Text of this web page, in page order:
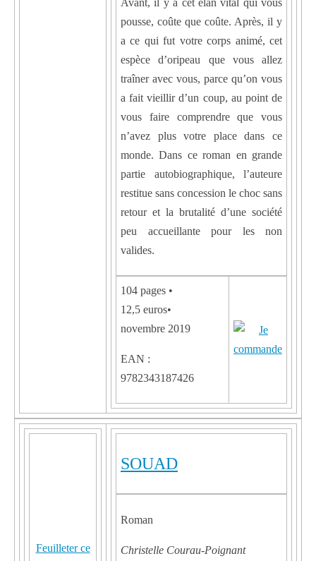
Avant, il y a cet élan vital qui vous
pousse, coûte que coûte. Après, il y
a ce qui fut votre corps animé, cet
espèce d’oripeau que vous allez
traîner avec vous, parce qu’on vous
a fait vieillir d’un coup, au point de
vous faire comprendre que vous
n’avez plus votre place dans ce
monde. Dans ce roman en grande
partie autobiographique, l’auteure
restitue sans concession le choc sans
retour et la brutalité d’une société
peu accueillante pour les non
valides.
104 pages •
12,5 euros•
novembre 2019
EAN :
9782343187426
Feuilleter ce
SOUAD
Roman
Christelle Courau-Poignant